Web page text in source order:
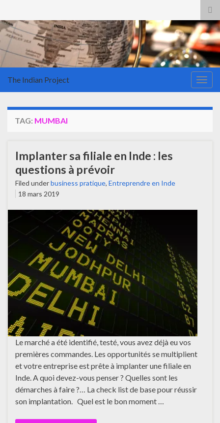
The Indian Project
TAG: MUMBAI
Implanter sa filiale en Inde : les
questions à prévoir
Filed underbusiness pratique, Entreprendre en Inde
18 mars 2019
Le marché a été identifié, testé, vous avez déjà eu vos
premières commandes. Les opportunités se multiplient
et votre entreprise est prête à implanter une filiale en
Inde. A quoi devez-vous penser ? Quelles sont les
démarches à faire ?… La check list de base pour réussir
son implantation. Quel est le bon moment …